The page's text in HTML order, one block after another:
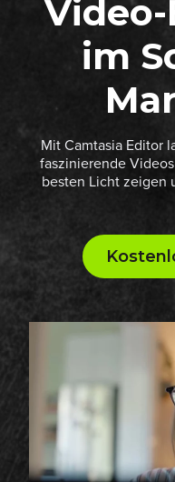
im
Mit Camtasia Editor
faszinierende
besten Licht zeigen